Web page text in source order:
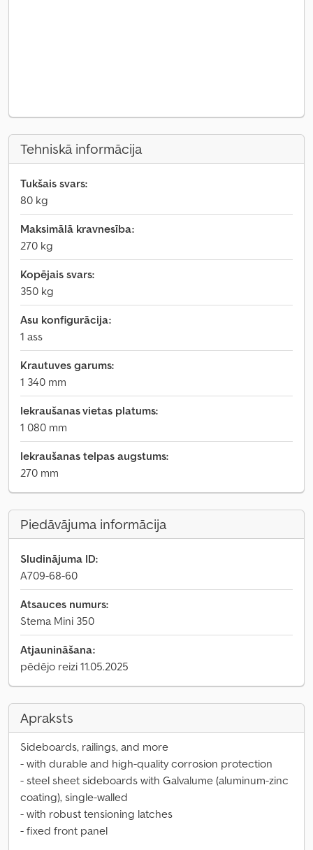
Tehniskā informācija
Tukšais svars:
80 kg
Maksimālā kravnesība:
270 kg
Kopējais svars:
350 kg
Asu konfigurācija:
1 ass
Krautuves garums:
1 340 mm
Iekraušanas vietas platums:
1 080 mm
Iekraušanas telpas augstums:
270 mm
Piedāvājuma informācija
Sludinājuma ID:
A709-68-60
Atsauces numurs:
Stema Mini 350
Atjaunināšana:
pēdējo reizi 11.05.2025
Apraksts
Sideboards, railings, and more
- with durable and high-quality corrosion protection
- steel sheet sideboards with Galvalume (aluminum-zinc
coating), single-walled
- with robust tensioning latches
- fixed front panel